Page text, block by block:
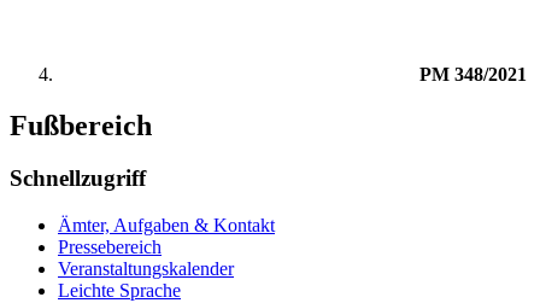
PM 348/2021
Fußbereich
Schnellzugriff
Ämter, Aufgaben & Kontakt
Pressebereich
Veranstaltungskalender
Leichte Sprache